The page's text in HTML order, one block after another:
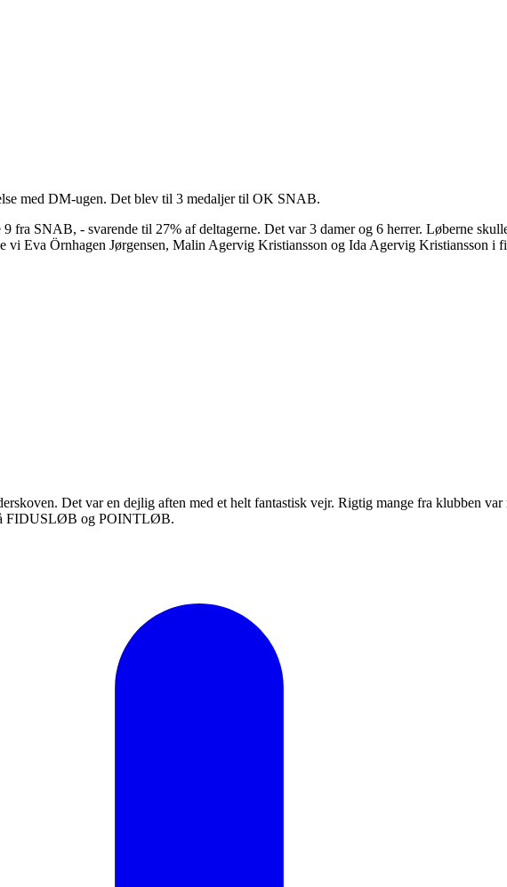
med DM-ugen. Det blev til 3 medaljer til OK SNAB.
fra SNAB, - svarende til 27% af deltagerne. Det var 3 damer og 6 herrer. Løberne
vi Eva Örnhagen Jørgensen, Malin Agervig Kristiansson og Ida Agervig Kristiansson i
Det var en dejlig aften med et helt fantastisk vejr. Rigtig mange fra klubben
FIDUSLØB og POINTLØB.